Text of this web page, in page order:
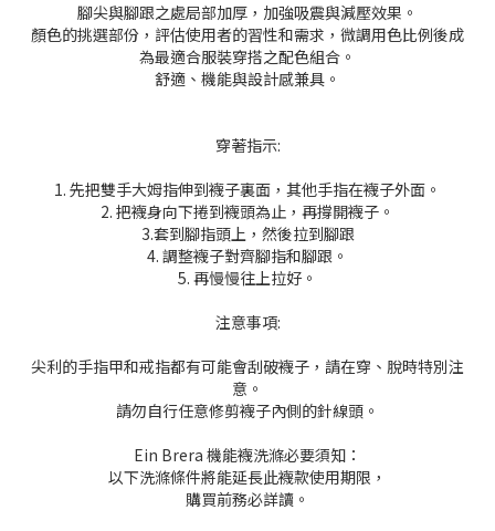
腳尖與腳跟之處局部加厚，加強吸震與減壓效果。
顏色的挑選部份，評估使用者的習性和需求，微調用色比例後成
為最適合服裝穿搭之配色組合。
舒適、機能與設計感兼具。
穿著指示:
1. 先把雙手大姆指伸到襪子裏面， 其他手指在襪子外面。
2. 把襪身向下捲到襪頭為止，再撐開襪子。
3.套到腳指頭上，然後拉到腳跟
4. 調整襪子對齊腳指和腳跟。
5. 再慢慢往上拉好。
注意事項:
尖利的手指甲和戒指都有可能會刮破襪子，請在穿、脫時特別注
意。
請勿自行任意修剪襪子內側的針線頭。
Ein Brera 機能襪洗滌必要須知：
以下洗滌條件將能延長此襪款使用期限，
購買前務必詳讀。